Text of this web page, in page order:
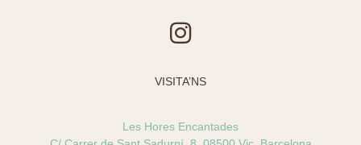
I
n
t
a
VISITA’NS
Les Hores Encantades